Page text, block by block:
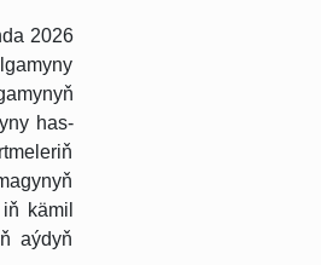
2026
has-
kämil
aýdyň